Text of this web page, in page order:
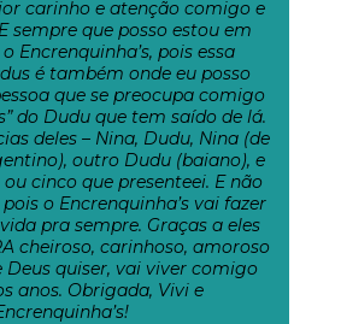
carinho e atenção comigo e
sempre que posso estou em
Encrenquinha’s, pois essa
é também onde eu posso
que se preocupa comigo
do Dudu que tem saído de lá.
deles – Nina, Dudu, Nina (de
outro Dudu (baiano), e
cinco que presenteei. E não
o Encrenquinha’s vai fazer
pra sempre. Graças a eles
cheiroso, carinhoso, amoroso
Deus quiser, vai viver comigo
anos. Obrigada, Vivi e